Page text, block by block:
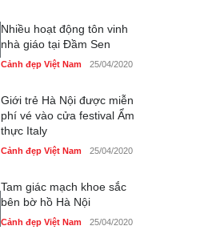
Nhiều hoạt động tôn vinh
nhà giáo tại Đầm Sen
Cảnh đẹp Việt Nam 25/04/2020
Giới trẻ Hà Nội được miễn
phí vé vào cửa festival Ẩm
thực Italy
Cảnh đẹp Việt Nam 25/04/2020
Tam giác mạch khoe sắc
bên bờ hồ Hà Nội
Cảnh đẹp Việt Nam 25/04/2020